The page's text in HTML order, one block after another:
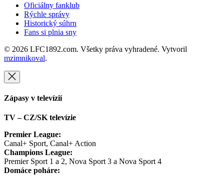
Oficiálny fanklub
Rýchle správy
Historický súhrn
Fans si plnia sny
© 2026 LFC1892.com. Všetky práva vyhradené. Vytvoril
mzimnikoval.
Zápasy v televízií
TV – CZ/SK televízie
Premier League:
Canal+ Sport, Canal+ Action
Champions League:
Premier Sport 1 a 2, Nova Sport 3 a Nova Sport 4
Domáce poháre: